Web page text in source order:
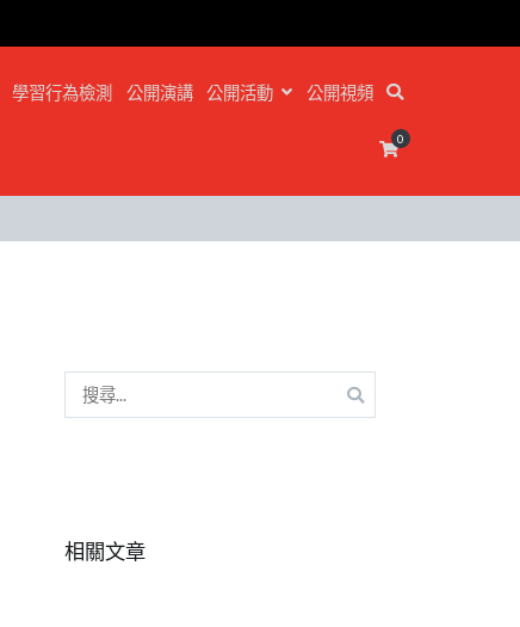
學習行為檢測 公開演講 公開活動 公開視頻
0
尋
相關文章